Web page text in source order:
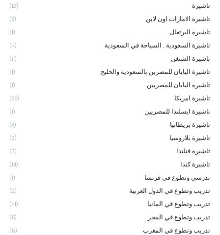
تاشيرة (12)
تاشيرة الامارات اون لاين (8)
تاشيرة البرتغال (1)
تاشيرة السعودية . السياحة في السعودية (4)
تاشيرة الشنغن (11)
تاشيرة اليابان للمصرين بالسعودية والخليج (1)
تاشيرة اليابان للمصريين (1)
تاشيرة امريكا (28)
تاشيرة ايسلندا للمصريين (1)
تاشيرة بريطانيا (8)
تاشيرة بلاروسيا (2)
تاشيرة فنلندا (2)
تاشيرة كندا (14)
تدرسي وتطوع فى فرنسا (1)
تدريب وتطوع في الدول العربية (2)
تدريب وتطوع في المانيا (41)
تدريب وتطوع في المجر (5)
تدريب وتطوع في المغرب (6)